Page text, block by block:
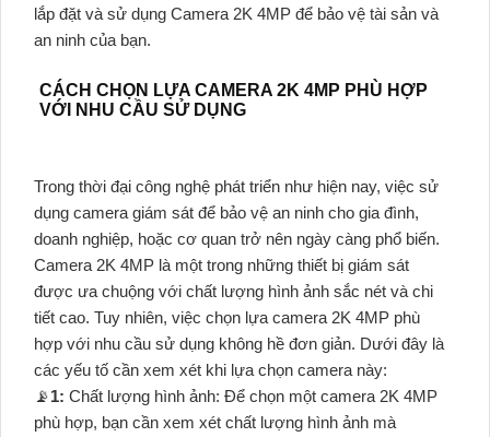
lắp đặt và sử dụng Camera 2K 4MP để bảo vệ tài sản và
an ninh của bạn.
CÁCH CHỌN LỰA CAMERA 2K 4MP PHÙ HỢP
VỚI NHU CẦU SỬ DỤNG
Trong thời đại công nghệ phát triển như hiện nay, việc sử
dụng camera giám sát để bảo vệ an ninh cho gia đình,
doanh nghiệp, hoặc cơ quan trở nên ngày càng phổ biến.
Camera 2K 4MP là một trong những thiết bị giám sát
được ưa chuộng với chất lượng hình ảnh sắc nét và chi
tiết cao. Tuy nhiên, việc chọn lựa camera 2K 4MP phù
hợp với nhu cầu sử dụng không hề đơn giản. Dưới đây là
các yếu tố cần xem xét khi lựa chọn camera này:
📡1: Chất lượng hình ảnh: Để chọn một camera 2K 4MP
phù hợp, bạn cần xem xét chất lượng hình ảnh mà